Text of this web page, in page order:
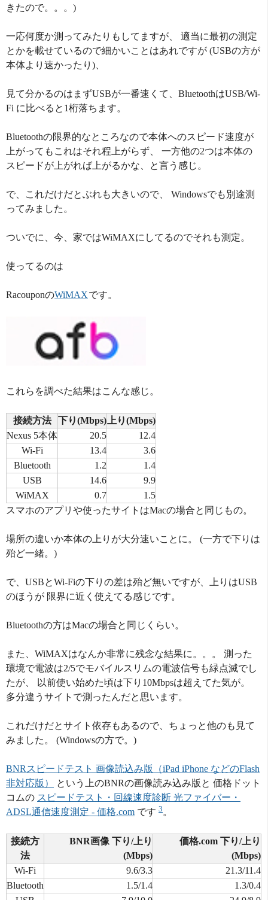
きたので。。。)
一応何度か測ってみたりもしてますが、 適当に最初の測定
とかを載せているので細かいことはあれですが (USBの方が
本体より速かったり)、
見て分かるのはまずUSBが一番速くて、BluetoothはUSB/Wi-
Fi に比べると1桁落ちます。
Bluetoothの限界的なところなので本体へのスピード速度が
上がってもこれはそれ程上がらず、 一方他の2つは本体の
スピードが上がれば上がるかな、と言う感じ。
で、これだけだとぶれも大きいので、 Windowsでも別途測
ってみました。
ついでに、今、家ではWiMAXにしてるのでそれも測定。
使ってるのは
RacouponのWiMAXです。
これらを調べた結果はこんな感じ。
接続方法 下り(Mbps)上り(Mbps)
Nexus 5本体
20.5
12.4
Wi-Fi
13.4
3.6
Bluetooth
1.2
1.4
USB
14.6
9.9
WiMAX
0.7
1.5
スマホのアプリや使ったサイトはMacの場合と同じもの。
場所の違いか本体の上りが大分速いことに。 (一方で下りは
殆ど一緒。)
で、USBとWi-Fiの下りの差は殆ど無いですが、上りはUSB
のほうが 限界に近く使えてる感じです。
Bluetoothの方はMacの場合と同じくらい。
また、WiMAXはなんか非常に残念な結果に。。。 測った
環境で電波は2/5でモバイルスリムの電波信号も緑点滅でし
たが、 以前使い始めた頃は下り10Mbpsは超えてた気が。
多分違うサイトで測ったんだと思います。
これだけだとサイト依存もあるので、ちょっと他のも見て
みました。 (Windowsの方で。)
BNRスピードテスト 画像読込み版（iPad iPhone などのFlash
非対応版）
という上のBNRの画像読み込み版と 価格ドット
コムの スピードテスト・回線速度診断 光ファイバー・
ADSL通信速度測定 - 価格.com です 3。
接続方
法
BNR画像 下り/上り
(Mbps)
価格.com 下り/上り
(Mbps)
Wi-Fi
9.6/3.3
21.3/11.4
Bluetooth
1.5/1.4
1.3/0.4